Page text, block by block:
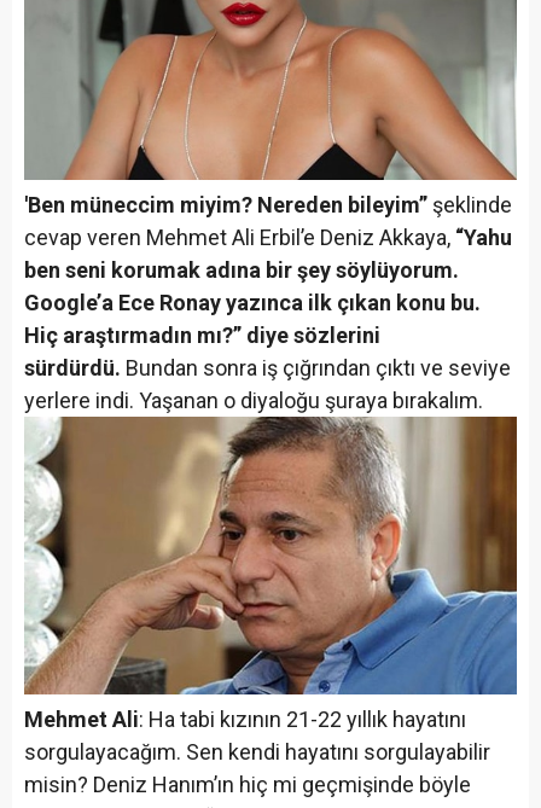
'Ben müneccim miyim? Nereden bileyim” şeklinde
cevap veren Mehmet Ali Erbil’e Deniz Akkaya, “Yahu
ben seni korumak adına bir şey söylüyorum.
Google’a Ece Ronay yazınca ilk çıkan konu bu.
Hiç araştırmadın mı?” diye sözlerini
sürdürdü. Bundan sonra iş çığrından çıktı ve seviye
yerlere indi. Yaşanan o diyaloğu şuraya bırakalım.
Mehmet Ali: Ha tabi kızının 21-22 yıllık hayatını
sorgulayacağım. Sen kendi hayatını sorgulayabilir
misin? Deniz Hanım’ın hiç mi geçmişinde böyle